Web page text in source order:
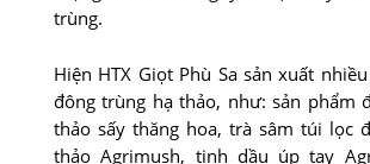
trùng.
Hiện HTX Giọt Phù Sa sản xuất
đông trùng hạ thảo, như: sản phẩm
thảo sấy thăng hoa, trà sâm túi lọc
thảo Agrimush, tinh dầu úp tay